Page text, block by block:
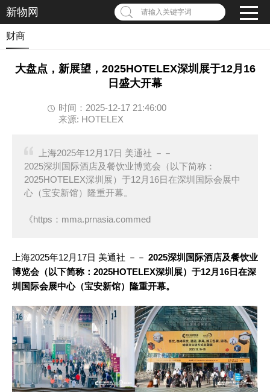
新物网 请输入关键字词
财商
大盘点，新展望，2025HOTELEX深圳展于12月16
日盛大开幕
时间：2025-12-17 21:46:00
来源: HOTELEX
上海2025年12月17日 美通社 －－
2025深圳国际酒店及餐饮业博览会（以下简称：
2025HOTELEX深圳展）于12月16日在深圳国际会展中
心（宝安新馆）隆重开幕。
《https：mma.prnasia.commed
上海2025年12月17日 美通社 －－ 2025深圳国际酒店及餐饮业
博览会（以下简称：2025HOTELEX深圳展）于12月16日在深
圳国际会展中心（宝安新馆）隆重开幕。